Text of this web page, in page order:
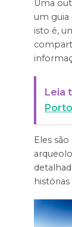
Uma
um guia
isto é,
Leia
Eles